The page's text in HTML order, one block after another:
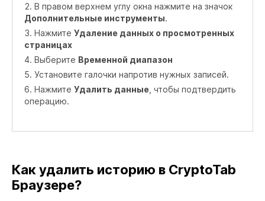
В правом верхнем углу окна нажмите на значок
Дополнительные инструменты.
Нажмите Удаление данных о просмотренных
страницах
Выберите Временной диапазон
Установите галочки напротив нужных записей.
Нажмите Удалить данные , чтобы подтвердить
операцию.
Как удалить историю в CryptoTab
Браузере?